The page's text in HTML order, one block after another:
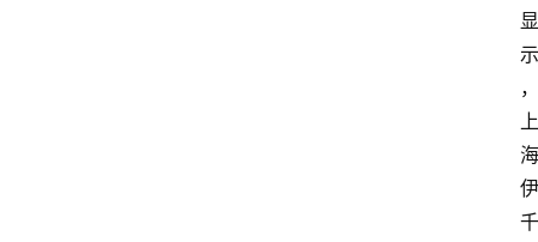
显
示
，
上
海
伊
千